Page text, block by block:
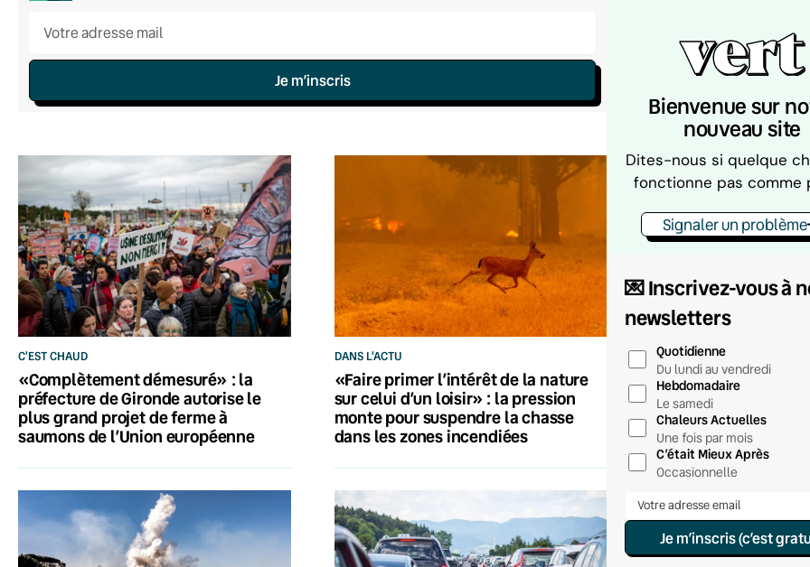
Je m’inscris
C'EST CHAUD
«Complètement démesuré» : la
préfecture de Gironde autorise le
plus grand projet de ferme à
saumons de l’Union européenne
DANS L'ACTU
«Faire primer l’intérêt de la nature
sur celui d’un loisir» : la pression
monte pour suspendre la chasse
dans les zones incendiées
Bienvenue sur
nouveau site
Dites-nous si quelque
fonctionne pas comme
Signaler un problème
💌 Inscrivez-vous à
newsletters
Quotidienne
Du lundi au vendredi
Hebdomadaire
Le samedi
Chaleurs Actuelles
Une fois par mois
C’était Mieux Après
Occasionnelle
Je m’inscris (c’est